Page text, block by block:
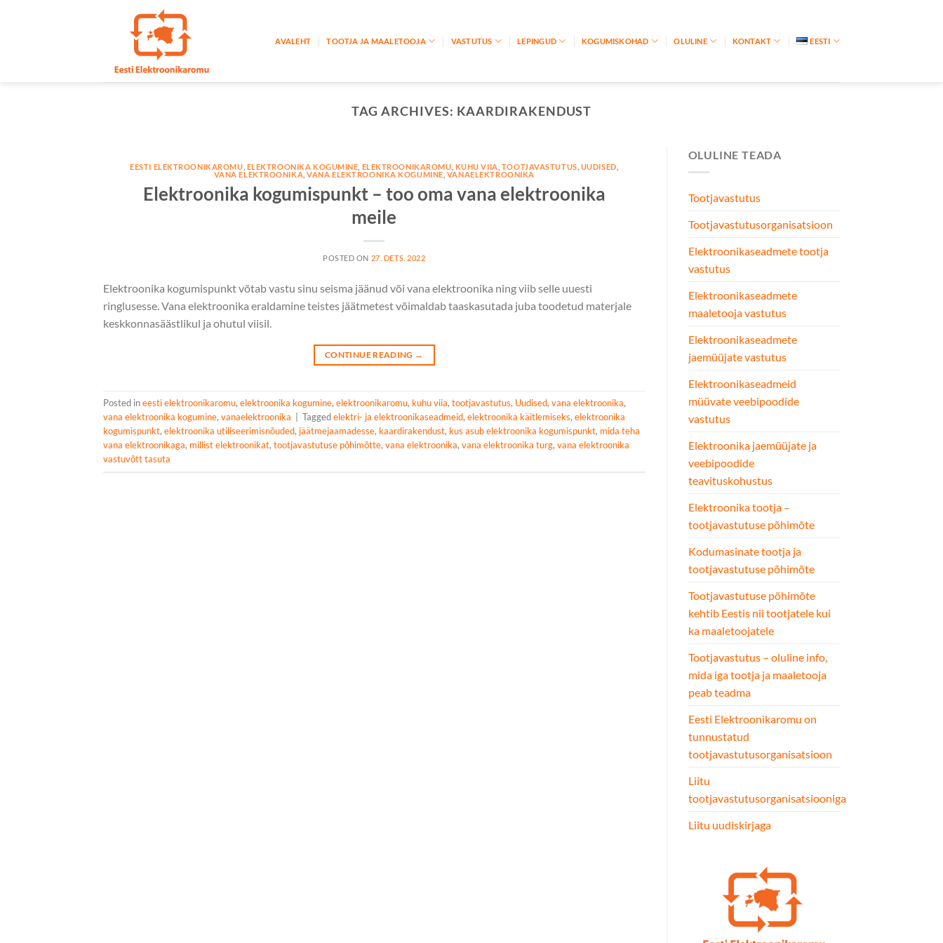
AVALEHT TOOTJA JA MAALETOOJA VASTUTUS LEPINGUD KOGUMISKOHAD OLULINE KONTAKT EESTI
TAG ARCHIVES: KAARDIRAKENDUST
EESTI ELEKTROONIKAROMU ELEKTROONIKA KOGUMINE ELEKTROONIKAROMU KUHU VIIA TOOTJAVASTUTUS UUDISED
VANA ELEKTROONIKA ,VANA ELEKTROONIKA KOGUMINE VANAELEKTROONIKA
Elektroonika kogumispunkt – too oma vana elektroonika
meile
POSTED ON 27. DETS. 2022
Elektroonika kogumispunkt võtab vastu sinu seisma jäänud või vana elektroonika ning viib selle uuesti
ringlusesse. Vana elektroonika eraldamine teistes jäätmetest võimaldab taaskasutada juba toodetud materjale
keskkonnasäästlikul ja ohutul viisil.
CONTINUE READING →
Posted ineesti elektroonikaromu, elektroonika kogumine, elektroonikaromu, kuhu viia, tootjavastutus, Uudised, vana elektroonika,
vana elektroonika kogumine, vanaelektroonika Taggedelektri- ja elektroonikaseadmeid, elektroonika käitlemiseks, elektroonika
kogumispunkt, elektroonika utiliseerimisnõuded, jäätmejaamadesse, kaardirakendust, kus asub elektroonika kogumispunkt, mida teha
vana elektroonikaga, millist elektroonikat, tootjavastutuse põhimõtte, vana elektroonika, vana elektroonika turg, vana elektroonika
vastuvõtt tasuta
OLULINE TEADA
Tootjavastutus
Tootjavastutusorganisatsioon
Elektroonikaseadmete tootja
vastutus
Elektroonikaseadmete
maaletooja vastutus
Elektroonikaseadmete
jaemüüjate vastutus
Elektroonikaseadmeid
müüvate veebipoodide
vastutus
Elektroonika jaemüüjate ja
veebipoodide
teavituskohustus
Elektroonika tootja –
tootjavastutuse põhimõte
Kodumasinate tootja ja
tootjavastutuse põhimõte
Tootjavastutuse põhimõte
kehtib Eestis nii tootjatele kui
ka maaletoojatele
Tootjavastutus – oluline info,
mida iga tootja ja maaletooja
peab teadma
Eesti Elektroonikaromu on
tunnustatud
tootjavastutusorganisatsioon
Liitu
tootjavastutusorganisatsiooniga
Liitu uudiskirjaga